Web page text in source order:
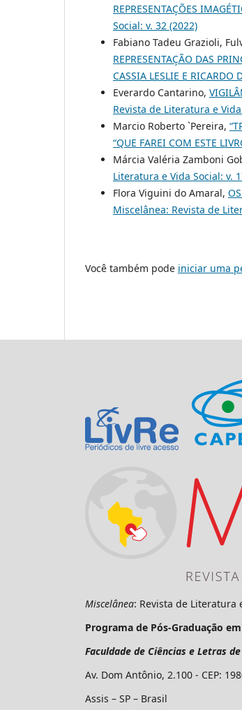
REPRESENTAÇÕES
Social: v. 32 (2022)
Fabiano Tadeu Grazioli,
REPRESENTAÇÃO DAS
CASSIA LESLIE E RICARDO
Everardo Cantarino,
Revista de Literatura e
Marcio Roberto `Pereira,
“QUE FAREI COM ESTE
Márcia Valéria Zamboni
Literatura e Vida Social: v.
Flora Viguini do Amaral,
Miscelânea: Revista de
Você também pode iniciar uma
Miscelânea: Revista de Literatura
Programa de Pós-Graduação
Faculdade de Ciências e Letras
Av. Dom Antônio, 2.100 - CEP:
Assis – SP – Brasil